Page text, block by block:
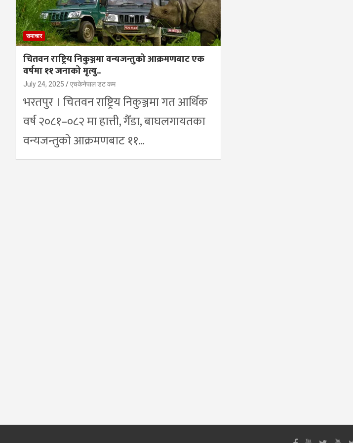
समाचार
चितवन राष्ट्रिय निकुञ्जमा वन्यजन्तुको आक्रमणबाट एक
वर्षमा ११ जनाको मृत्यु..
July 24, 2025 एचकेनेपाल डट कम
भरतपुर । चितवन राष्ट्रिय निकुञ्जमा गत आर्थिक
वर्ष २०८१–०८२ मा हात्ती, गैँडा, बाघलगायतका
वन्यजन्तुको आक्रमणबाट ११…